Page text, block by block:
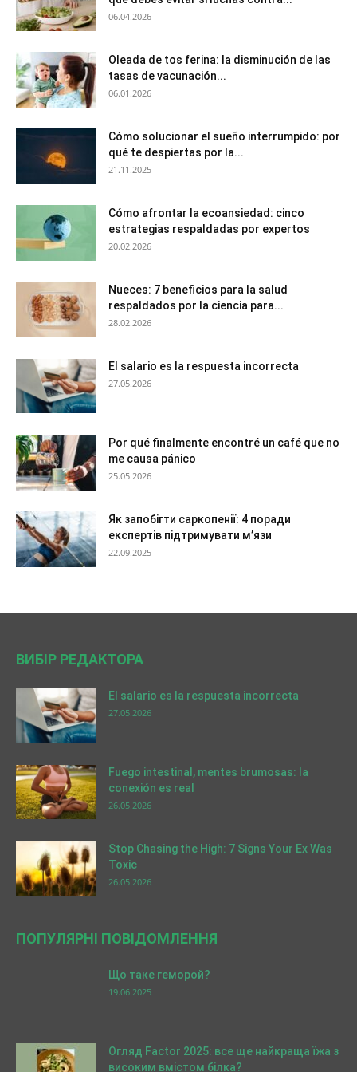
06.04.2026
Oleada de tos ferina: la disminución de las
tasas de vacunación...
06.01.2026
Cómo solucionar el sueño interrumpido: por
qué te despiertas por la...
21.11.2025
Cómo afrontar la ecoansiedad: cinco
estrategias respaldadas por expertos
20.02.2026
Nueces: 7 beneficios para la salud
respaldados por la ciencia para...
28.02.2026
El salario es la respuesta incorrecta
27.05.2026
Por qué finalmente encontré un café que no
me causa pánico
25.05.2026
Як запобігти саркопенії: 4 поради
експертів підтримувати м’язи
22.09.2025
ВИБІР РЕДАКТОРА
El salario es la respuesta incorrecta
27.05.2026
Fuego intestinal, mentes brumosas: la
conexión es real
26.05.2026
Stop Chasing the High: 7 Signs Your Ex Was
Toxic
26.05.2026
ПОПУЛЯРНІ ПОВІДОМЛЕННЯ
Що таке геморой?
19.06.2025
Огляд Factor 2025: все ще найкраща їжа з
високим вмістом білка?